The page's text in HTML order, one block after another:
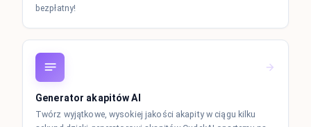
bezpłatny!
Generator akapitów AI
Twórz wyjątkowe, wysokiej jakości akapity w ciągu kilku